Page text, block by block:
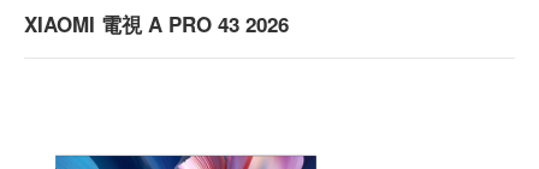
XIAOMI 電視 A PRO 43 2026